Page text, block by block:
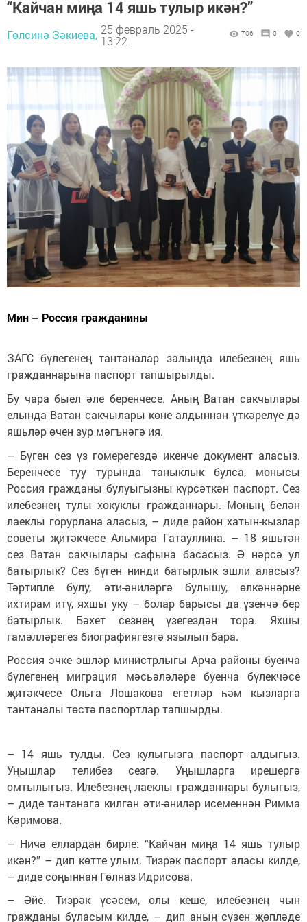
“Кайчан миңа 14 яшь тулыр икән?”
Гөлсинә Зәкиева, 25 февраль 2025 -
13:22
706 0 0
Мин – Россия гражданины
ЗАГС бүлегенең тантаналар залында илебезнең яшь
гражданнарына паспорт тапшырылды.
Бу чара быел әле беренчесе. Аның Ватан сакчылары
елында Ватан сакчылары көне алдыннан үткәрелүе дә
яшьләр өчен зур мәгънәгә ия.
– Бүген сез үз гомерегездә икенче документ аласыз.
Беренчесе туу турында таныклык булса, монысы
Россия гражданы булуыгызны күрсәткән паспорт. Сез
илебезнең тулы хокуклы гражданнары. Моның белән
лаеклы горурлана аласыз, – диде район хатын-кызлар
советы җитәкчесе Альмира Гатауллина. – 18 яшьтән
сез Ватан сакчылары сафына басасыз. Ә нәрсә ул
батырлык? Сез бүген нинди батырлык эшли аласыз?
Тәртипле булу, әти-әниләргә булышу, өлкәннәрне
ихтирам итү, яхшы уку – болар барысы да үзенчә бер
батырлык. Бәхет сезнең үзегездән тора. Яхшы
гамәлләрегез биографиягезгә язылып бара.
Россия эчке эшләр министрлыгы Арча районы буенча
бүлегенең миграция мәсьәләләре буенча бүлекчәсе
җитәкчесе Ольга Лошакова егетләр һәм кызларга
тантаналы төстә паспортлар тапшырды.
– 14 яшь тулды. Сез кулыгызга паспорт алдыгыз.
Уңышлар телибез сезгә. Уңышларга ирешергә
омтылыгыз. Илебезнең лаеклы гражданнары булыгыз,
– диде тантанага килгән әти-әниләр исеменнән Римма
Кәримова.
– Ничә еллардан бирле: “Кайчан миңа 14 яшь тулыр
икән?” – дип көтте улым. Тизрәк паспорт аласы килде,
– диде соңыннан Гөлназ Идрисова.
– Әйе. Тизрәк үсәсем, олы кеше, илебезнең чын
гражданы буласым килде, – дип аның сүзен җөпләде